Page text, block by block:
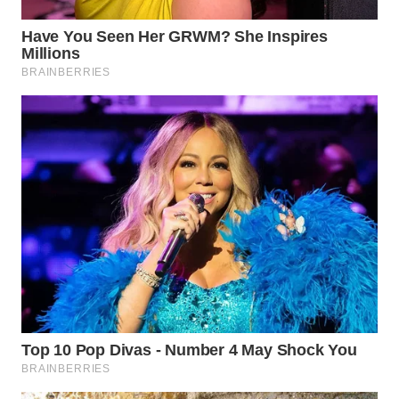
WN
INDRAMAYU
WN
KUNINGAN
WN
MAJALENGKA
WN
SUBANG
WN
SUKABUMI
WN
PURWAKARTA